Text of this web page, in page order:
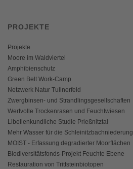
PROJEKTE
Projekte
Moore im Waldviertel
Amphibienschutz
Green Belt Work-Camp
Netzwerk Natur Tullnerfeld
Zwergbinsen- und Strandlingsgesellschaften
Wertvolle Trockenrasen und Feuchtwiesen
Libellenkundliche Studie Prießnitztal
Mehr Wasser für die Schleinitzbachniederung
MOIST - Erfassung degradierter Moorflächen
Biodiversitätsfonds-Projekt Feuchte Ebene
Restauration von Trittsteinbiotopen